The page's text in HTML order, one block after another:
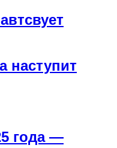
наступит
года —